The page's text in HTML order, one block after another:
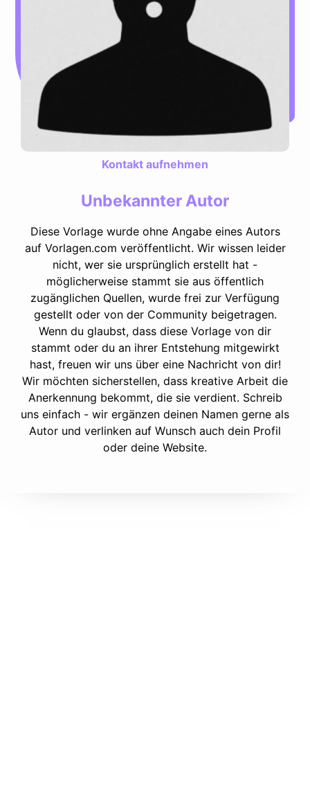
Kontakt aufnehmen
Unbekannter Autor
Diese Vorlage wurde ohne Angabe eines Autors
auf Vorlagen.com veröffentlicht. Wir wissen leider
nicht, wer sie ursprünglich erstellt hat -
möglicherweise stammt sie aus öffentlich
zugänglichen Quellen, wurde frei zur Verfügung
gestellt oder von der Community beigetragen.
Wenn du glaubst, dass diese Vorlage von dir
stammt oder du an ihrer Entstehung mitgewirkt
hast, freuen wir uns über eine Nachricht von dir!
Wir möchten sicherstellen, dass kreative Arbeit die
Anerkennung bekommt, die sie verdient. Schreib
uns einfach - wir ergänzen deinen Namen gerne als
Autor und verlinken auf Wunsch auch dein Profil
oder deine Website.